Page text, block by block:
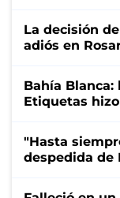
La decisión
adiós en
Bahía Blanca:
Etiquetas
"Hasta
despedida de